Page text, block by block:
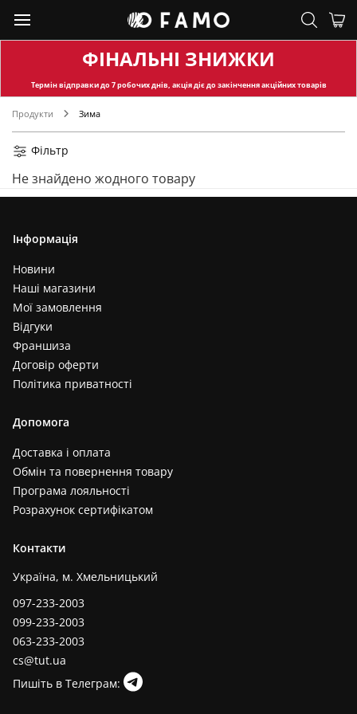
ФІНАЛЬНІ ЗНИЖКИ
Термін відправкидо 7 робочих днів, акція діє до закінчення акційних товарів
Продукти Зима
Фільтр
Не знайдено жодного товару
Інформація
Новини
Наші магазини
Мої замовлення
Відгуки
Франшиза
Договір оферти
Політика приватності
Допомога
Доставка і оплата
Обмін та повернення товару
Програма лояльності
Розрахунок сертифікатом
Контакти
Україна, м. Хмельницький
097-233-2003
099-233-2003
063-233-2003
cs@tut.ua
Пишіть в Телеграм: